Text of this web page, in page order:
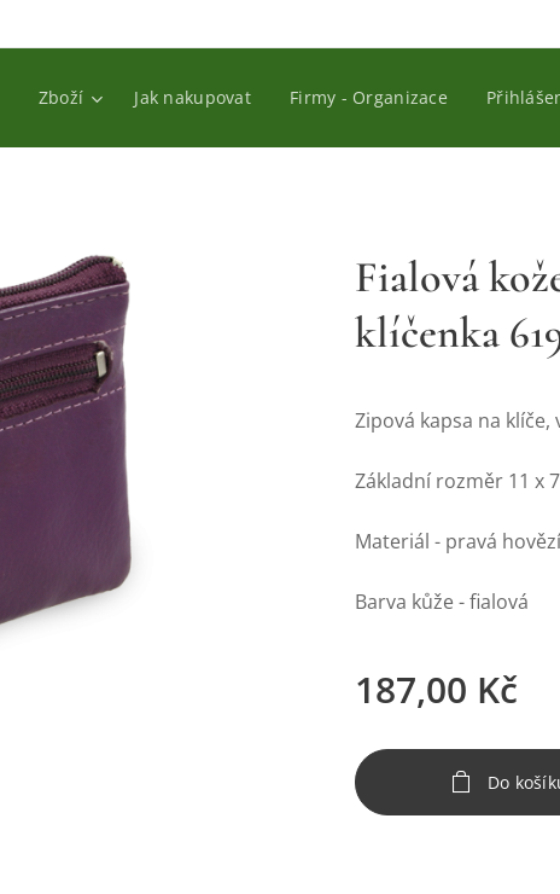
Zboží Jak nakupovat Firmy - Organizace
Fialová
klíčenka
Zipová kapsa na
Základní rozměr 11 x
Materiál - pravá
Barva kůže - fialová
187,00 Kč
Do